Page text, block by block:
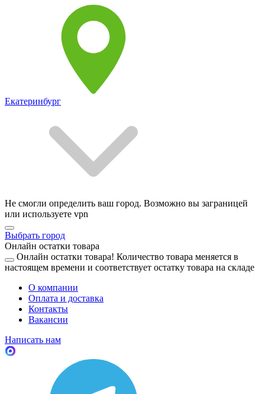
Екатеринбург
Не смогли определить ваш город. Возможно вы заграницей
или используете vpn
Выбрать город
Онлайн остатки товара
Онлайн остатки товара! Количество товара меняется в
настоящем времени и соответствует остатку товара на складе
О компании
Оплата и доставка
Контакты
Вакансии
Написать нам